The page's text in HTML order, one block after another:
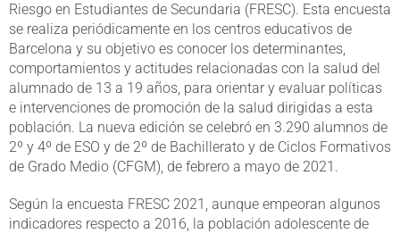
Riesgo en Estudiantes de Secundaria (FRESC). Esta encuesta
se realiza periódicamente en los centros educativos de
Barcelona y su objetivo es conocer los determinantes,
comportamientos y actitudes relacionadas con la salud del
alumnado de 13 a 19 años, para orientar y evaluar políticas
e intervenciones de promoción de la salud dirigidas a esta
población. La nueva edición se celebró en 3.290 alumnos de
2º y 4º de ESO y de 2º de Bachillerato y de Ciclos Formativos
de Grado Medio (CFGM), de febrero a mayo de 2021.
Según la encuesta FRESC 2021, aunque empeoran algunos
indicadores respecto a 2016, la población adolescente de